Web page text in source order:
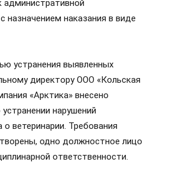
административной
назначением наказания в виде
устранения выявленных
директору ООО «Кольская
«Арктика» внесено
нарушений
о ветеринарии. Требования
одно должностное лицо
ответственности.